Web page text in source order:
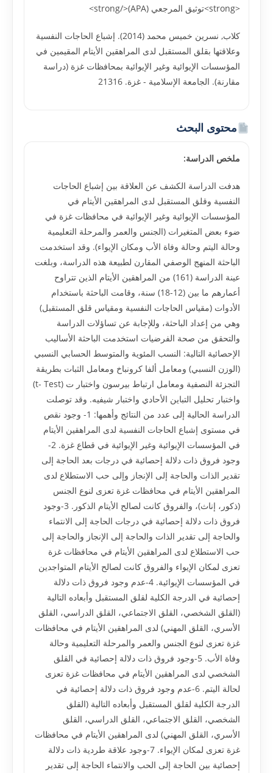
<strong>توثيق المرجعي (APA)</strong>
كلاب, نسرين خميس محمد (2014). إشباع الحاجات النفسية
وعلاقتها بقلق المستقبل لدى المراهقين الأيتام المقيمين في
المؤسسات الإيوائية وغير الإيوائية بمحافظات غزة (دراسة
مقارنة). الجامعة الإسلامية - غزة. 21316
محتوى البحث
ملخص الدراسة:
هدفت الدراسة الكشف عن العلاقة بين إشباع الحاجات
النفسية وقلق المستقبل لدى المراهقين الأيتام في
المؤسسات الإيوائية وغير الإيوائية في محافظات غزة في
ضوء بعض المتغيرات (الجنس والعمر والمرحلة التعليمية
وحالة اليتم وحالة وفاة الأب ومكان الإيواء). وقد استخدمت
الباحثة المنهج الوصفي المقارن لطبيعة هذه الدراسة، وبلغت
عينة الدراسة (161) من المراهقين الأيتام الذين تتراوح
أعمارهم ما بين (12-18) سنة، وقامت الباحثة باستخدام
الأدوات (مقياس الحاجات النفسية ومقياس قلق المستقبل)
وهي من إعداد الباحثة، وللإجابة عن تساؤلات الدراسة
والتحقق من صحة الفرضيات استخدمت الباحثة الأساليب
الإحصائية التالية: النسب المئوية والمتوسط الحسابي النسبي
(الوزن النسبي) ومعامل ألفا كرونباخ ومعامل الثبات بطريقة
التجزئة النصفية ومعامل ارتباط بيرسون واختبار ت (t- Test)
واختبار تحليل التباين الأحادي واختبار شيفيه. وقد توصلت
الدراسة الحالية إلى عدد من النتائج وأهمها: 1- وجود نقص
في مستوى إشباع الحاجات النفسية لدى المراهقين الأيتام
في المؤسسات الإيوائية وغير الإيوائية في قطاع غزة. 2-
وجود فروق ذات دلالة إحصائية في درجات بعد الحاجة إلى
تقدير الذات والحاجة إلى الإنجاز وإلى حب الاستطلاع لدى
المراهقين الأيتام في محافظات غزة تعزى لنوع الجنس
(ذكور، إناث)، والفروق كانت لصالح الأيتام الذكور. 3-وجود
فروق ذات دلالة إحصائية في درجات الحاجة إلى الانتماء
والحاجة إلى تقدير الذات والحاجة إلى الإنجاز والحاجة إلى
حب الاستطلاع لدى المراهقين الأيتام في محافظات غزة
تعزى لمكان الإيواء والفروق كانت لصالح الأيتام المتواجدين
في المؤسسات الإيوائية. 4-عدم وجود فروق ذات دلالة
إحصائية في الدرجة الكلية لقلق المستقبل وأبعاده التالية
(القلق الشخصي، القلق الاجتماعي، القلق الدراسي، القلق
الأسري، القلق المهني) لدى المراهقين الأيتام في محافظات
غزة تعزى لنوع الجنس والعمر والمرحلة التعليمية وحالة
وفاة الأب. 5-وجود فروق ذات دلالة إحصائية في القلق
الشخصي لدى المراهقين الأيتام في محافظات غزة تعزى
لحالة اليتم. 6-عدم وجود فروق ذات دلالة إحصائية في
الدرجة الكلية لقلق المستقبل وأبعاده التالية (القلق
الشخصي، القلق الاجتماعي، القلق الدراسي، القلق
الأسري، القلق المهني) لدى المراهقين الأيتام في محافظات
غزة تعزى لمكان الإيواء. 7-وجود علاقة طردية ذات دلالة
إحصائية بين الحاجة إلى الحب والانتماء الحاجة إلى تقدير